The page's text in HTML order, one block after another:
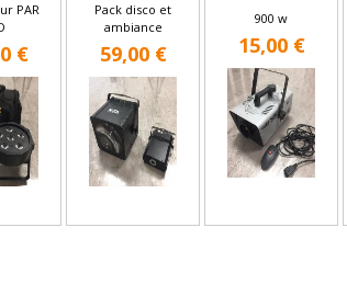
PAR
€
Pack disco et
ambiance
59,00 €
900 w
15,00 €